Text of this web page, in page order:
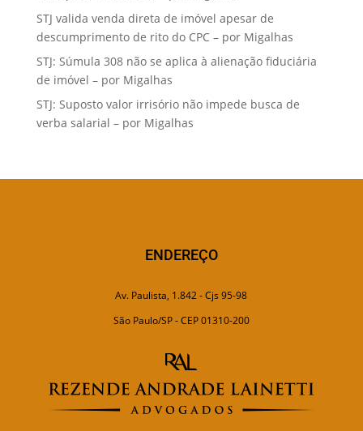
STJ valida venda direta de imóvel apesar de
descumprimento de rito do CPC – por Migalhas
STJ: Súmula 308 não se aplica à alienação fiduciária
de imóvel – por Migalhas
STJ: Suposto valor irrisório não impede busca de
verba salarial – por Migalhas
ENDEREÇO
Av. Paulista, 1.842 - Cjs 95-98
São Paulo/SP - CEP 01310-200